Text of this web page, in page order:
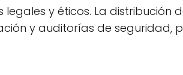
legales y éticos. La distribución
y auditorías de seguridad,